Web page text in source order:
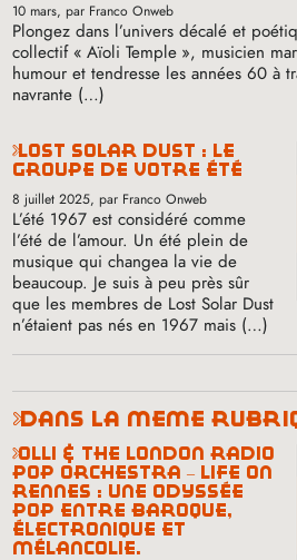
10 mars, par Franco Onweb
Plongez dans l’univers décalé et
collectif « Aïoli Temple », musicien
humour et tendresse les années 60 à
navrante (…)
lost solar dust : le
groupe de votre été
8 juillet 2025, par Franco Onweb
L’été 1967 est considéré comme
l’été de l’amour. Un été plein de
musique qui changea la vie de
beaucoup. Je suis à peu près sûr
que les membres de Lost Solar Dust
n’étaient pas nés en 1967 mais (…)
dans la même
olli & the london radio
pop orchestra – life on
rennes : une odyssée
pop entre baroque,
électronique et
mélancolie.